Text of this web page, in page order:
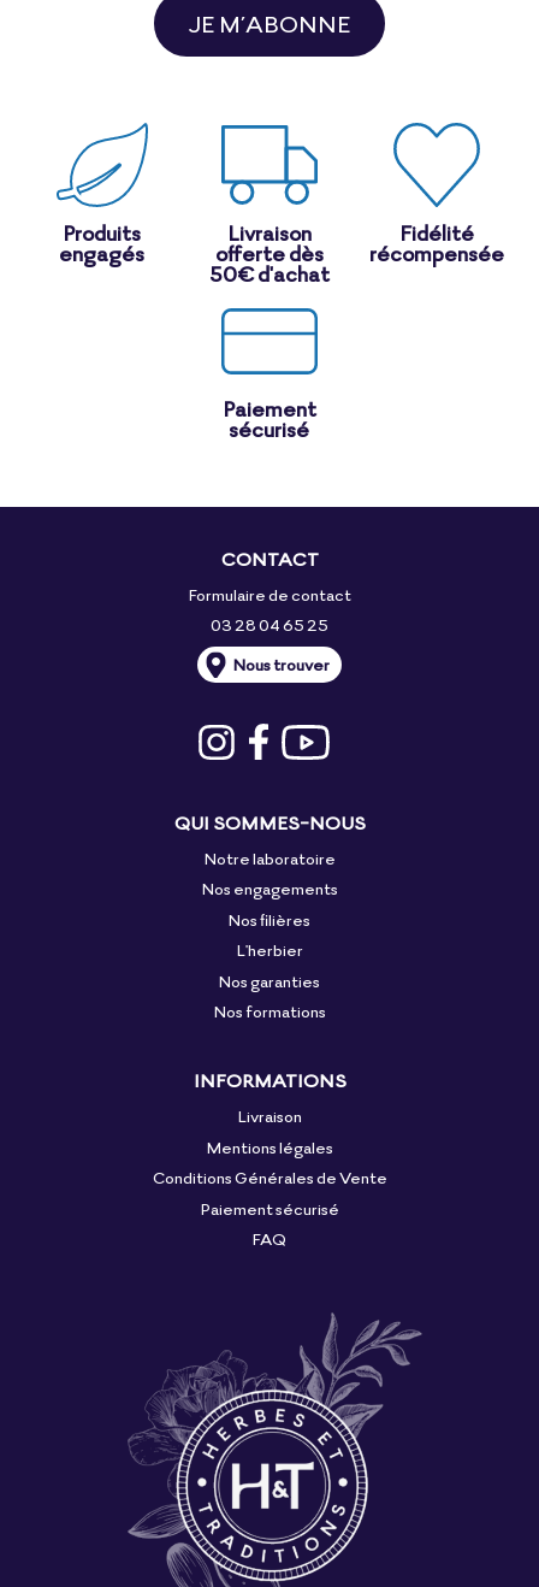
JE M’ABONNE
Produits
engagés
Livraison
offerte dès
50€ d'achat
Fidélité
récompensée
Paiement
sécurisé
CONTACT
Formulaire de contact
03 28 04 65 25
Nous trouver
QUI SOMMES-NOUS
Notre laboratoire
Nos engagements
Nos filières
L'herbier
Nos garanties
Nos formations
INFORMATIONS
Livraison
Mentions légales
Conditions Générales de Vente
Paiement sécurisé
FAQ